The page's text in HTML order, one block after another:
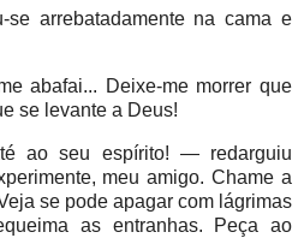
se arrebatadamente na cama e
abafai... Deixe-me morrer que
se levante a Deus!
ao seu espírito! — redarguiu
meu amigo. Chame a
se pode apagar com lágrimas
as entranhas. Peça ao